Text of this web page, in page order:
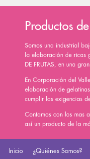
Productos
Somos una industrial
la elaboración de ricas
DE FRUTAS, en una
En Corporación del
elaboración de
cumplir las exigencias
Contamos con los mas
así un producto de la
Inicio ¿Quiénes Somos?